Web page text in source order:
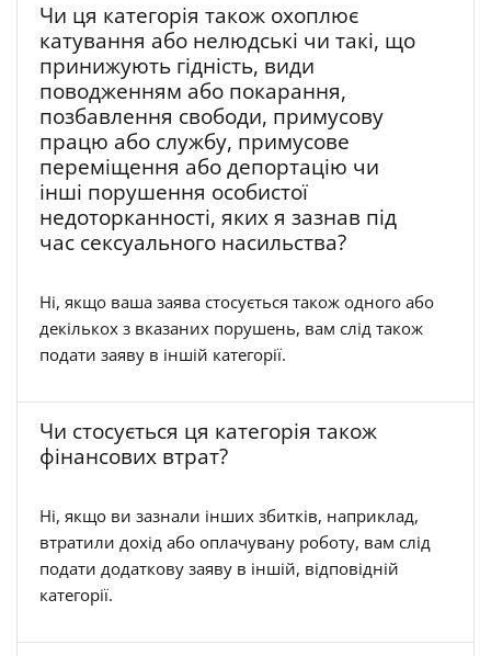
Чи ця категорія також охоплює
катування або нелюдські чи такі, що
принижують гідність, види
поводженням або покарання,
позбавлення свободи, примусову
працю або службу, примусове
переміщення або депортацію чи
інші порушення особистої
недоторканності, яких я зазнав під
час сексуального насильства?
Ні, якщо ваша заява стосується також одного або
декількох з вказаних порушень, вам слід також
подати заяву в іншій категорії.
Чи стосується ця категорія також
фінансових втрат?
Ні, якщо ви зазнали інших збитків, наприклад,
втратили дохід або оплачувану роботу, вам слід
подати додаткову заяву в іншій, відповідній
категорії.